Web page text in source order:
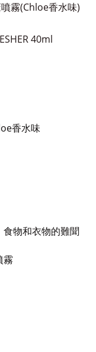
霧(Chloe香水味)
40ml
香水味
物和衣物的難聞
霧